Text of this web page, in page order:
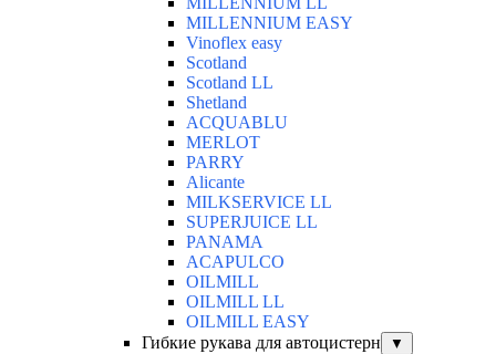
MILLENNIUM EASY
Vinoflex easy
Scotland
Scotland LL
Shetland
ACQUABLU
MERLOT
PARRY
Alicante
MILKSERVICE LL
SUPERJUICE LL
PANAMA
ACAPULCO
OILMILL
OILMILL LL
OILMILL EASY
Гибкие рукава для автоцистерн
▼